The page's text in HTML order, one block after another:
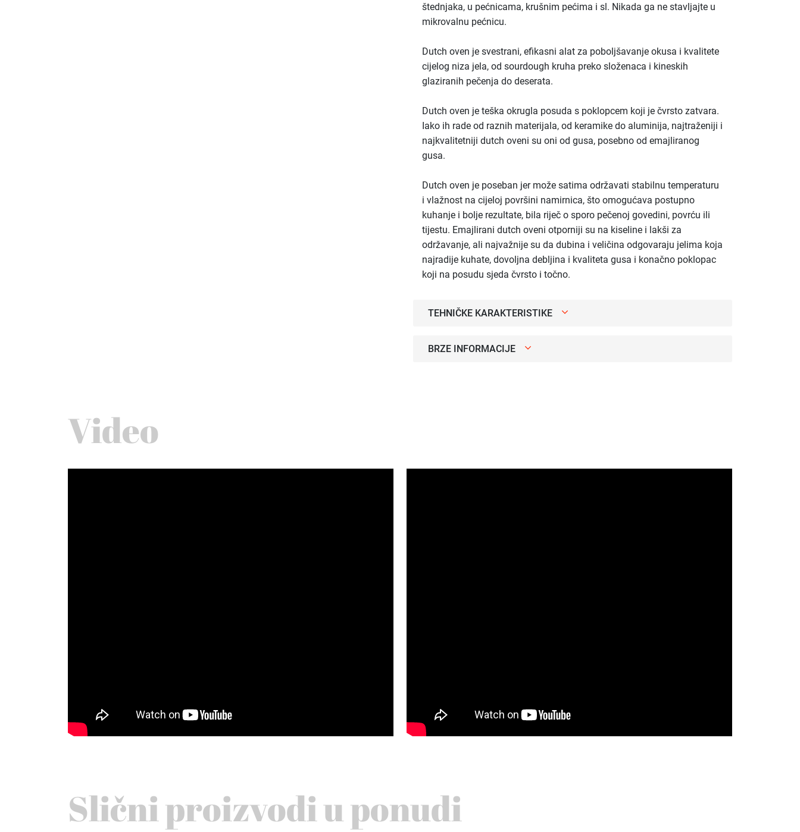
štednjaka, u pećnicama, krušnim pećima i sl. Nikada ga ne stavljajte u
mikrovalnu pećnicu.
Dutch oven je svestrani, efikasni alat za poboljšavanje okusa i kvalitete
cijelog niza jela, od sourdough kruha preko složenaca i kineskih
glaziranih pečenja do deserata.
Dutch oven je teška okrugla posuda s poklopcem koji je čvrsto zatvara.
Iako ih rade od raznih materijala, od keramike do aluminija, najtraženiji i
najkvalitetniji dutch oveni su oni od gusa, posebno od emajliranog
gusa.
Dutch oven je poseban jer može satima održavati stabilnu temperaturu
i vlažnost na cijeloj površini namirnica, što omogućava postupno
kuhanje i bolje rezultate, bila riječ o sporo pečenoj govedini, povrću ili
tijestu. Emajlirani dutch oveni otporniji su na kiseline i lakši za
održavanje, ali najvažnije su da dubina i veličina odgovaraju jelima koja
najradije kuhate, dovoljna debljina i kvaliteta gusa i konačno poklopac
koji na posudu sjeda čvrsto i točno.
TEHNIČKE KARAKTERISTIKE
BRZE INFORMACIJE
Video
Slični proizvodi u ponudi